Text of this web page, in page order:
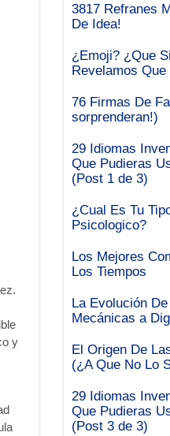
y
3817 Refranes
De Idea!
¿Emoji? ¿Que
Revelamos
76 Firmas De
sorprenderan!)
29 Idiomas
Que Pudieras
(Post 1 de 3)
¿Cual Es Tu
Psicologico?
Los Mejores
Los Tiempos
La Evolución
Mecánicas a
El Origen De
(¿A Que No Lo
29 Idiomas
Que Pudieras
(Post 3 de 3)